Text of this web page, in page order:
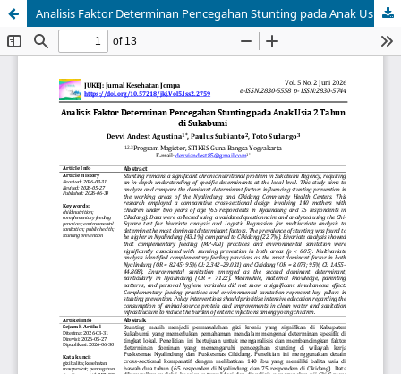
Analisis Faktor Determinan Pencegahan Stunting pada Anak Usia 2 Tahun di Sukabumi